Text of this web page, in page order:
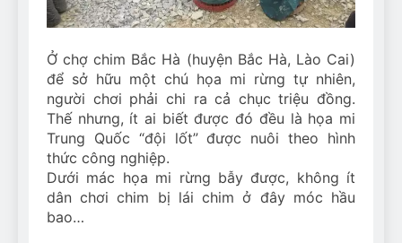
Ở chợ chim Bắc Hà (huyện Bắc Hà, Lào Cai)
để sở hữu một chú họa mi rừng tự nhiên,
người chơi phải chi ra cả chục triệu đồng.
Thế nhưng, ít ai biết được đó đều là họa mi
Trung Quốc “đội lốt” được nuôi theo hình
thức công nghiệp.
Dưới mác họa mi rừng bẫy được, không ít
dân chơi chim bị lái chim ở đây móc hầu
bao…